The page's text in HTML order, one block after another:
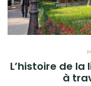
L’histoire de
à